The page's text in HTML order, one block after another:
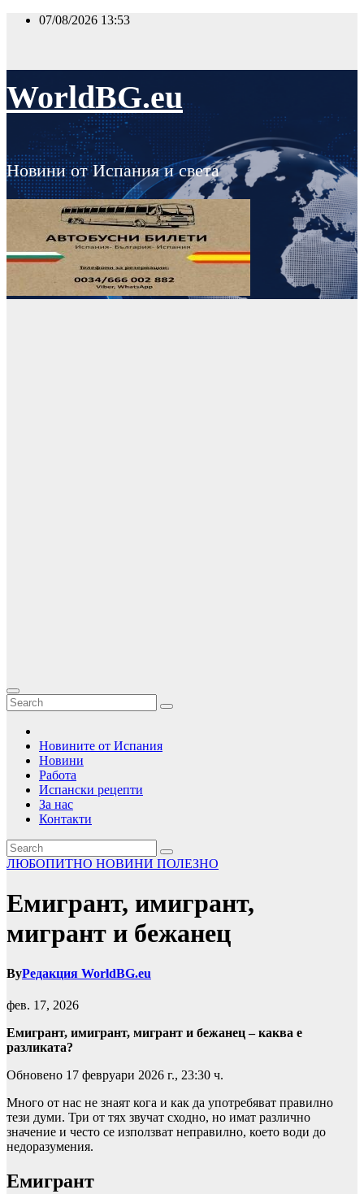
Skip
07/08/2026 13:53
WorldBG.eu
Новини от Испания и света
Новините от Испания
Новини
Работа
Испански рецепти
За нас
Контакти
ЛЮБОПИТНО НОВИНИ ПОЛЕЗНО
Емигрант, имигрант,
мигрант и бежанец
ByРедакция WorldBG.eu
фев. 17, 2026
Емигрант, имигрант, мигрант и бежанец – каква е
разликата?
Обновено 17 февруари 2026 г., 23:30 ч.
Много от нас не знаят кога и как да употребяват правилно
тези думи. Три от тях звучат сходно, но имат различно
значение и често се използват неправилно, което води до
недоразумения.
Емигрант